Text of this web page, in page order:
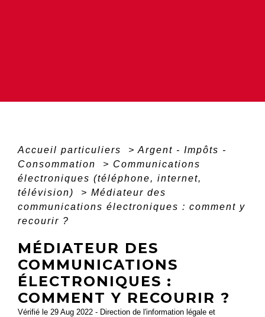
Accueil particuliers > Argent - Impôts -
Consommation
> Communications
électroniques (téléphone, internet,
télévision)
> Médiateur des
communications électroniques : comment y
recourir ?
MÉDIATEUR DES
COMMUNICATIONS
ÉLECTRONIQUES :
COMMENT Y RECOURIR ?
Vérifié le 29 Aug 2022 - Direction de l'information légale et